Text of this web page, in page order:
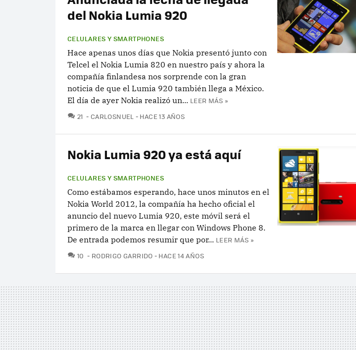
del Nokia Lumia 920
CELULARES Y SMARTPHONES
Hace apenas unos días que Nokia presentó junto con
Telcel el Nokia Lumia 820 en nuestro país y ahora la
compañía finlandesa nos sorprende con la gran
noticia de que el Lumia 920 también llega a México.
El día de ayer Nokia realizó un... LEER MÁS »
21 COMENTARIOS
CARLOSNUEL HACE 13 AÑOS
Nokia Lumia 920 ya está aquí
CELULARES Y SMARTPHONES
Como estábamos esperando, hace unos minutos en el
Nokia World 2012, la compañía ha hecho oficial el
anuncio del nuevo Lumia 920, este móvil será el
primero de la marca en llegar con Windows Phone 8.
De entrada podemos resumir que por... LEER MÁS »
10 COMENTARIOS
RODRIGO GARRIDO HACE 14 AÑOS